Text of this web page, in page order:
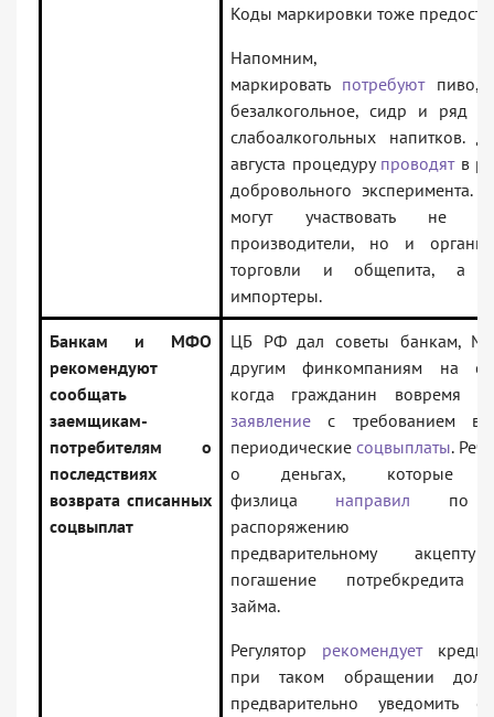
Коды маркировки тоже
Напомним,
маркировать потребуютпиво,
безалкогольное, сидр и ряд
слабоалкогольных напитков.
августа процедуру проводятв
добровольного эксперимента.
могут участвовать не
производители, но и
торговли и общепита, а
импортеры.
Банкам и МФО
рекомендуют
сообщать
заемщикам-
потребителям о
последствиях
возврата списанных
соцвыплат
ЦБ РФ дал советы банкам,
другим финкомпаниям на
когда гражданин вовремя
заявление с требованием
периодическиесоцвыплаты.
о деньгах, которые
физлица направил по
распоряжению
предварительному
погашение потребкредита
займа.
Регулятор рекомендует
при таком обращении
предварительно уведомить